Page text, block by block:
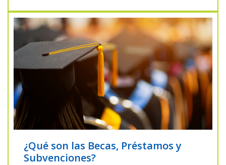
¿Qué son las Becas, Préstamos y
Subvenciones?